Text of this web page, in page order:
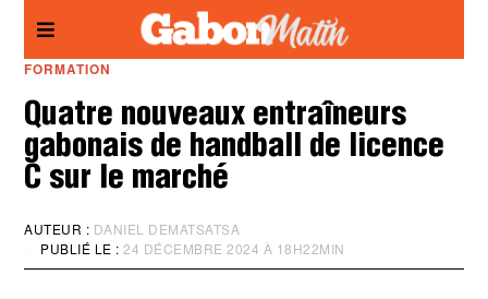
FORMATION
Quatre nouveaux entraîneurs
gabonais de handball de licence
C sur le marché
AUTEUR : DANIEL DEMATSATSA
PUBLIÉ LE : 24 DÉCEMBRE 2024 À 18H22MIN
I
Panneau de gestion des cookies